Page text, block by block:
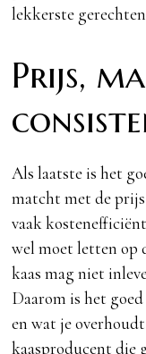
lekkerste
Prijs,
Als laatste is het
matcht met de
vaak
wel moet letten op
kaas mag niet
Daarom is het
en wat je
kaasproducent die